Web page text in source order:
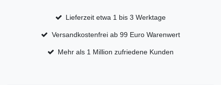
Lieferzeit etwa 1 bis 3 Werktage
Versandkostenfrei ab 99 Euro Warenwert
Mehr als 1 Million zufriedene Kunden